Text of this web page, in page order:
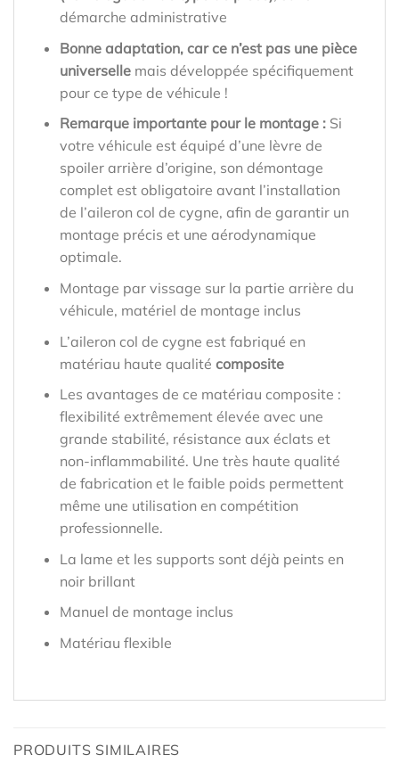
démarche administrative
Bonne adaptation, car ce n’est pas une pièce
universellemais développée spécifiquement
pour ce type de véhicule !
Remarque importante pour le montage : Si
votre véhicule est équipé d’une lèvre de
spoiler arrière d’origine, son démontage
complet est obligatoire avant l’installation
de l’aileron col de cygne, afin de garantir un
montage précis et une aérodynamique
optimale.
Montage par vissage sur la partie arrière du
véhicule, matériel de montage inclus
L’aileron col de cygne est fabriqué en
matériau haute qualité composite
Les avantages de ce matériau composite :
flexibilité extrêmement élevée avec une
grande stabilité, résistance aux éclats et
non-inflammabilité. Une très haute qualité
de fabrication et le faible poids permettent
même une utilisation en compétition
professionnelle.
La lame et les supports sont déjà peints en
noir brillant
Manuel de montage inclus
Matériau flexible
PRODUITS SIMILAIRES